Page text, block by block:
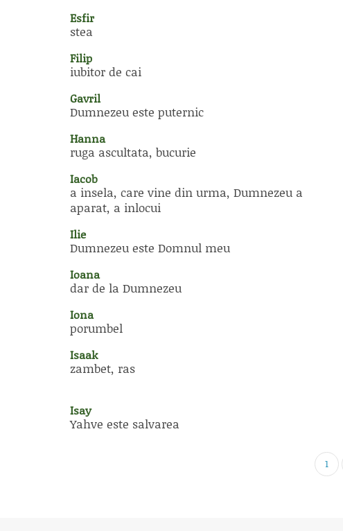
Esfir
stea
Filip
iubitor de cai
Gavril
Dumnezeu este puternic
Hanna
ruga ascultata, bucurie
Iacob
a insela, care vine din urma, Dumnezeu a
aparat, a inlocui
Ilie
Dumnezeu este Domnul meu
Ioana
dar de la Dumnezeu
Iona
porumbel
Isaak
zambet, ras
Isay
Yahve este salvarea
1